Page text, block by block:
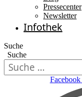
Pressecenter
Newsletter
Infothek
Suche
Suche
Facebook